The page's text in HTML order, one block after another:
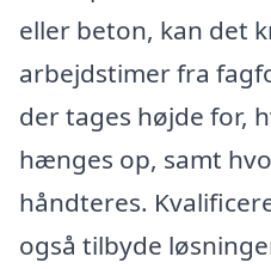
eller beton, kan det
arbejdstimer fra
der tages højde for,
hænges op, samt
håndteres.
også tilbyde